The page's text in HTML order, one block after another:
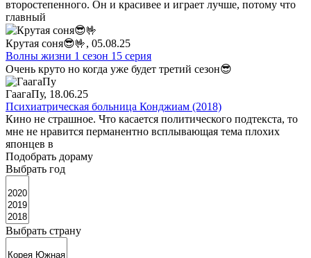
второстепенного. Он и красивее и играет лучше, потому что
главный
Крутая соня😎🤟, 05.08.25
Волны жизни 1 сезон 15 серия
Очень круто но когда уже будет третий сезон😎
ГаагаПу, 18.06.25
Психиатрическая больница Конджиам (2018)
Кино не страшное. Что касается политического подтекста, то
мне не нравится перманентно всплывающая тема плохих
японцев в
Подобрать дораму
Выбрать год
Выбрать страну